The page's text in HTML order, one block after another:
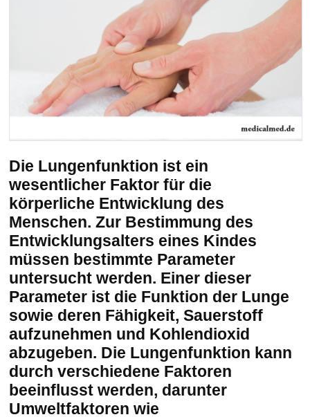
Die Lungenfunktion ist ein
wesentlicher Faktor für die
körperliche Entwicklung des
Menschen. Zur Bestimmung des
Entwicklungsalters eines Kindes
müssen bestimmte Parameter
untersucht werden. Einer dieser
Parameter ist die Funktion der Lunge
sowie deren Fähigkeit, Sauerstoff
aufzunehmen und Kohlendioxid
abzugeben. Die Lungenfunktion kann
durch verschiedene Faktoren
beeinflusst werden, darunter
Umweltfaktoren wie